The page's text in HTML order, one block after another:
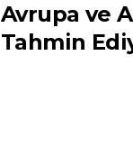
Avrupa ve
Tahmin